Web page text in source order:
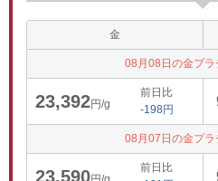
金
08月08日の金プ
23,392円/g
前日比
-198円
08月07日の金プ
23,590
前日比